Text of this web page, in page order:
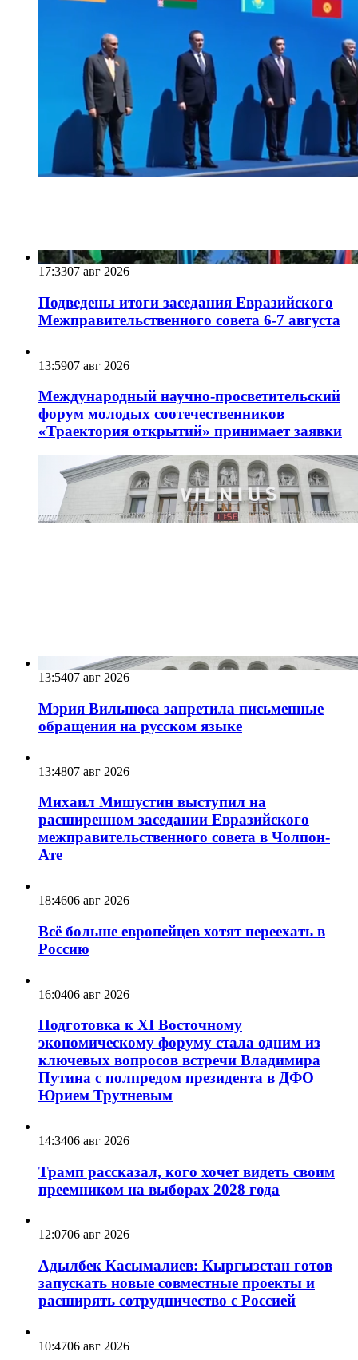
17:3307 авг 2026
Подведены итоги заседания Евразийского
Межправительственного совета 6-7 августа
13:5907 авг 2026
Международный научно-просветительский
форум молодых соотечественников
«Траектория открытий» принимает заявки
13:5407 авг 2026
Мэрия Вильнюса запретила письменные
обращения на русском языке
13:4807 авг 2026
Михаил Мишустин выступил на
расширенном заседании Евразийского
межправительственного совета в Чолпон-
Ате
18:4606 авг 2026
Россию
16:0406 авг 2026
экономическому форуму стала одним из
ключевых вопросов встречи Владимира
Путина с полпредом президента в ДФО
Юрием Трутневым
14:3406 авг 2026